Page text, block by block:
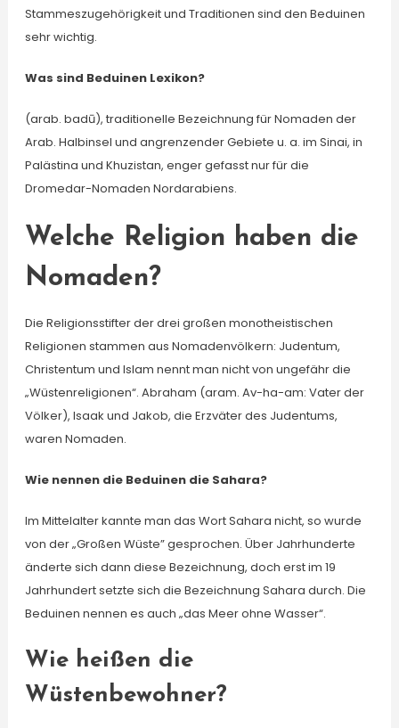
Stammeszugehörigkeit und Traditionen sind den Beduinen
sehr wichtig.
Was sind Beduinen Lexikon?
(arab. badū), traditionelle Bezeichnung für Nomaden der
Arab. Halbinsel und angrenzender Gebiete u. a. im Sinai, in
Palästina und Khuzistan, enger gefasst nur für die
Dromedar-Nomaden Nordarabiens.
Welche Religion haben die
Nomaden?
Die Religionsstifter der drei großen monotheistischen
Religionen stammen aus Nomadenvölkern: Judentum,
Christentum und Islam nennt man nicht von ungefähr die
„Wüstenreligionen“. Abraham (aram. Av-ha-am: Vater der
Völker), Isaak und Jakob, die Erzväter des Judentums,
waren Nomaden.
Wie nennen die Beduinen die Sahara?
Im Mittelalter kannte man das Wort Sahara nicht, so wurde
von der „Großen Wüste” gesprochen. Über Jahrhunderte
änderte sich dann diese Bezeichnung, doch erst im 19
Jahrhundert setzte sich die Bezeichnung Sahara durch. Die
Beduinen nennen es auch „das Meer ohne Wasser“.
Wie heißen die
Wüstenbewohner?